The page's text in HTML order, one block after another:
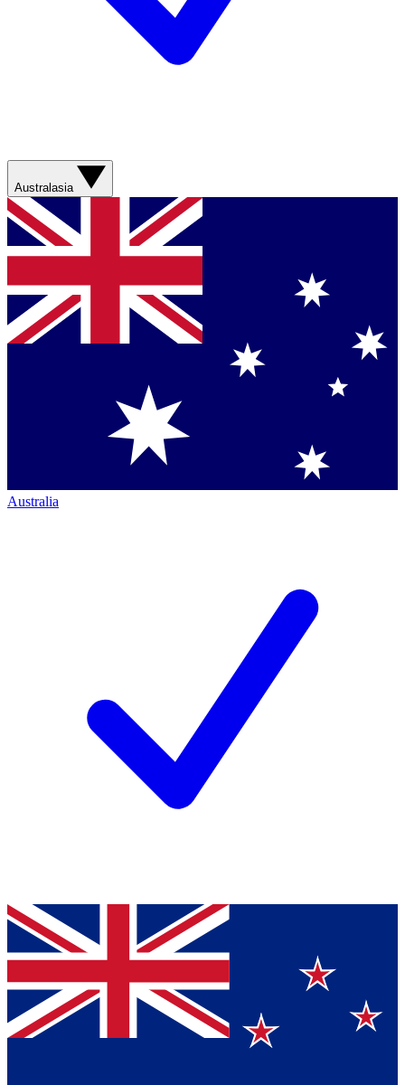
Australasia
Australia